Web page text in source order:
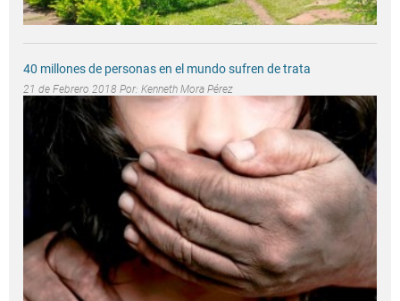
40 millones de personas en el mundo sufren de trata
21 de Febrero 2018 Por: Kenneth Mora Pérez